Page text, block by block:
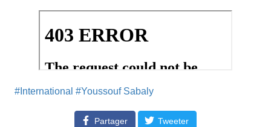
#International #Youssouf Sabaly
Partager Tweeter